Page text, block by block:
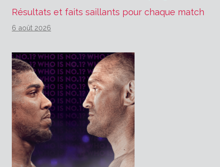
Résultats et faits saillants pour chaque match
6 août 2026